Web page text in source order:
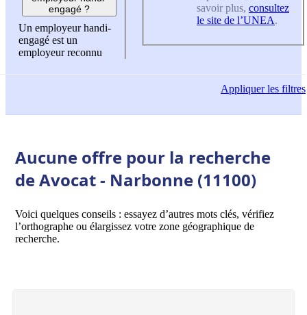
engagé ?
Un employeur handi-
engagé est un
employeur reconnu
savoir plus, consultez
le site de l’UNEA.
Appliquerles filtres
Aucune offre pour la recherche
de Avocat - Narbonne (11100)
Voici quelques conseils : essayez d’autres mots clés, vérifiez
l’orthographe ou élargissez votre zone géographique de
recherche.